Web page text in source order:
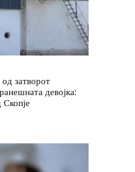
затворот
девојка: